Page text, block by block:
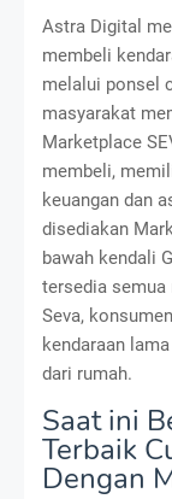
Astra Digital
membeli
melalui ponsel
masyarakat
Marketplace
membeli,
keuangan dan
disediakan
bawah kendali
tersedia semua
Seva,
kendaraan
dari rumah.
Saat ini
Terbaik
Dengan